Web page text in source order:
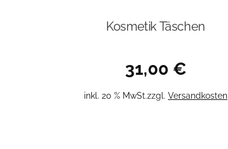
Kosmetik Täschen
31,00 €
inkl. 20 % MwSt.zzgl. Versandkosten